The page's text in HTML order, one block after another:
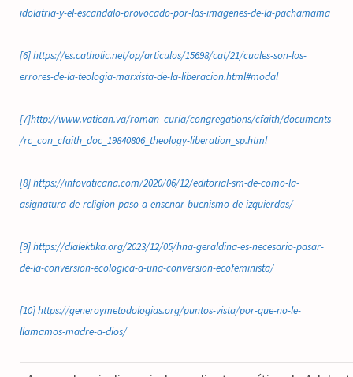
idolatria-y-el-escandalo-provocado-por-las-imagenes-de-la-pachamama
[6]https://es.catholic.net/op/articulos/15698/cat/21/cuales-son-los-
errores-de-la-teologia-marxista-de-la-liberacion.html#modal
[7]http://www.vatican.va/roman_curia/congregations/cfaith/documents
/rc_con_cfaith_doc_19840806_theology-liberation_sp.html
[8]https://infovaticana.com/2020/06/12/editorial-sm-de-como-la-
asignatura-de-religion-paso-a-ensenar-buenismo-de-izquierdas/
[9]https://dialektika.org/2023/12/05/hna-geraldina-es-necesario-pasar-
de-la-conversion-ecologica-a-una-conversion-ecofeminista/
[10]https://generoymetodologias.org/puntos-vista/por-que-no-le-
llamamos-madre-a-dios/